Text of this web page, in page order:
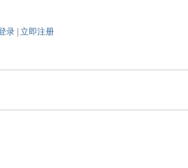
录 |立即注册